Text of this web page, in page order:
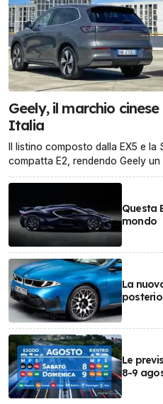
Geely, il marchio
Italia
Il listino composto dalla EX5 e la
compatta E2, rendendo Geely
Questa
mondo
La
Le
8-9